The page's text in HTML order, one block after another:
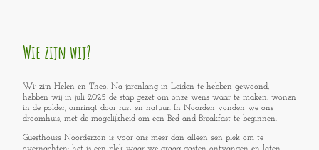
Wie zijn wij?
Wij zijn Helen en Theo. Na jarenlang in Leiden te hebben gewoond,
hebben wij in juli 2025 de stap gezet om onze wens waar te maken: wonen
in de polder, omringt door rust en natuur. In Noorden vonden we ons
droomhuis, met de mogelijkheid om een Bed and Breakfast te beginnen.
Guesthouse Noorderzon is voor ons meer dan alleen een plek om te